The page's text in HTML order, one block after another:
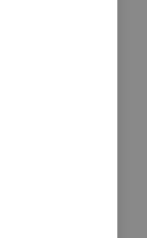
kodów kreskowych
które odgrywają
produktów w
one w oparciu o szybki i
zawartych w kodach
umożliwia pracownikom
pobrania konkretnych
skanowania, liczba
jest znacznie niższa, co
magazynem (WMS)
stanów
monitorowanie postępów
Po zeskanowaniu kodu, system
o dostępności produktu
lokalizacji, co znacznie redukuje